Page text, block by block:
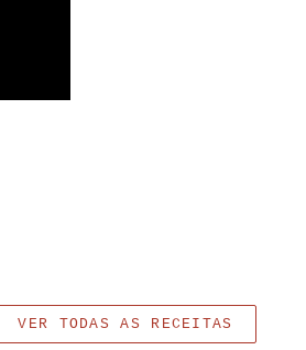
VER TODAS AS RECEITAS